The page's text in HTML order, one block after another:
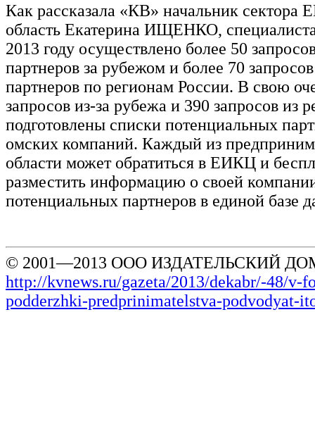
Как рассказала «КВ» начальник
область Екатерина ИЩЕНКО,
2013 году осуществлено более 50
партнеров за рубежом и более 70
партнеров по регионам России. В свою
запросов из-за рубежа и 390 запросов из
подготовлены списки потенциальных
омских компаний. Каждый из
области может обратиться в ЕИКЦ и
разместить информацию о своей
потенциальных партнеров в единой базе
© 2001—2013 ООО ИЗДАТЕЛЬСКИЙ
http://kvnews.ru/gazeta/2013/dekabr/-48/v-
podderzhki-predprinimatelstva-podvodyat-